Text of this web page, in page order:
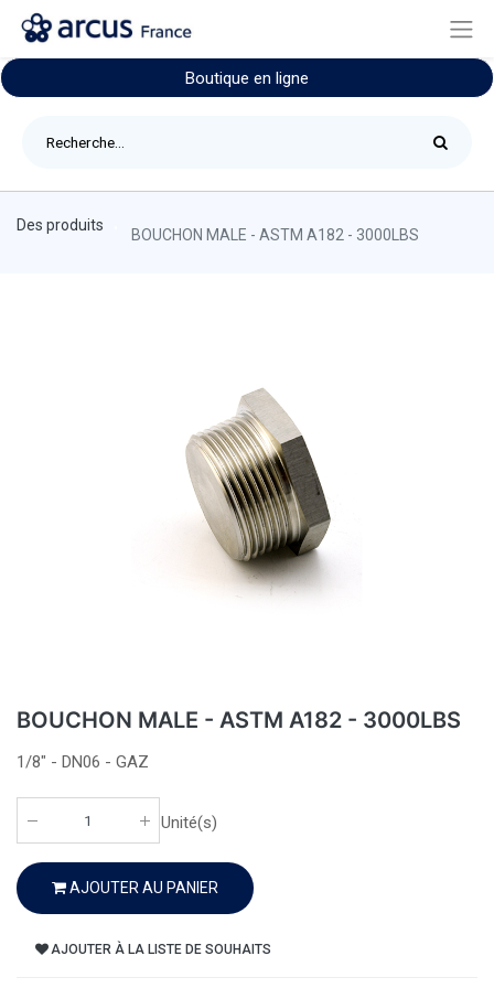
Boutique en ligne
Des produits
BOUCHON MALE - ASTM A182 - 3000LBS
BOUCHON MALE - ASTM A182 - 3000LBS
1/8" - DN06 - GAZ
Unité(s)
AJOUTER AU PANIER
AJOUTER À LA LISTE DE SOUHAITS